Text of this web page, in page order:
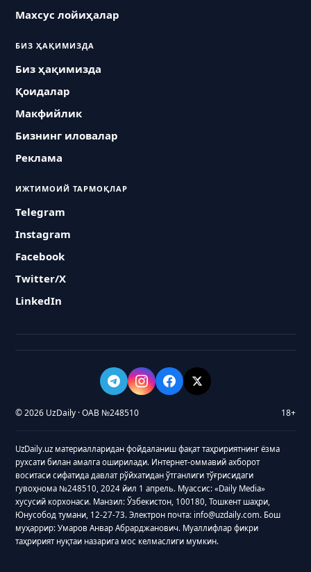
Махсус лойиҳалар
БИЗ ҲАҚИМИЗДА
Биз ҳақимизда
Қоидалар
Макфийлик
Бизнинг иловалар
Реклама
ИЖТИМОИЙ ТАРМОҚЛАР
Telegram
Instagram
Facebook
Twitter/X
LinkedIn
© 2026 UzDaily · ОАВ №248510 18+
UzDaily.uz материалларидан фойдаланиш фақат таҳририятнинг ёзма
рухсати билан амалга оширилади. Интернет-оммавий ахборот
воситаси сифатида давлат рўйхатидан ўтганлиги тўғрисидаги
гувоҳнома №248510, 2024 йил 1 апрель. Муассис: «Daily Media»
хусусий корхонаси. Манзил: Ўзбекистон, 100180, Тошкент шаҳри,
Юнусобод тумани, 12-27-73. Электрон почта: info@uzdaily.com. Бош
муҳаррир: Умаров Анвар Абрарджанович. Муаллифлар фикри
таҳририят нуқтаи назарига мос келмаслиги мумкин.